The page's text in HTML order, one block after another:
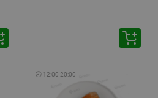
🕘 12:00-20:00